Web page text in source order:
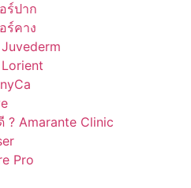
ร์ปาก
ร์คาง
? Amarante Clinic
Pro